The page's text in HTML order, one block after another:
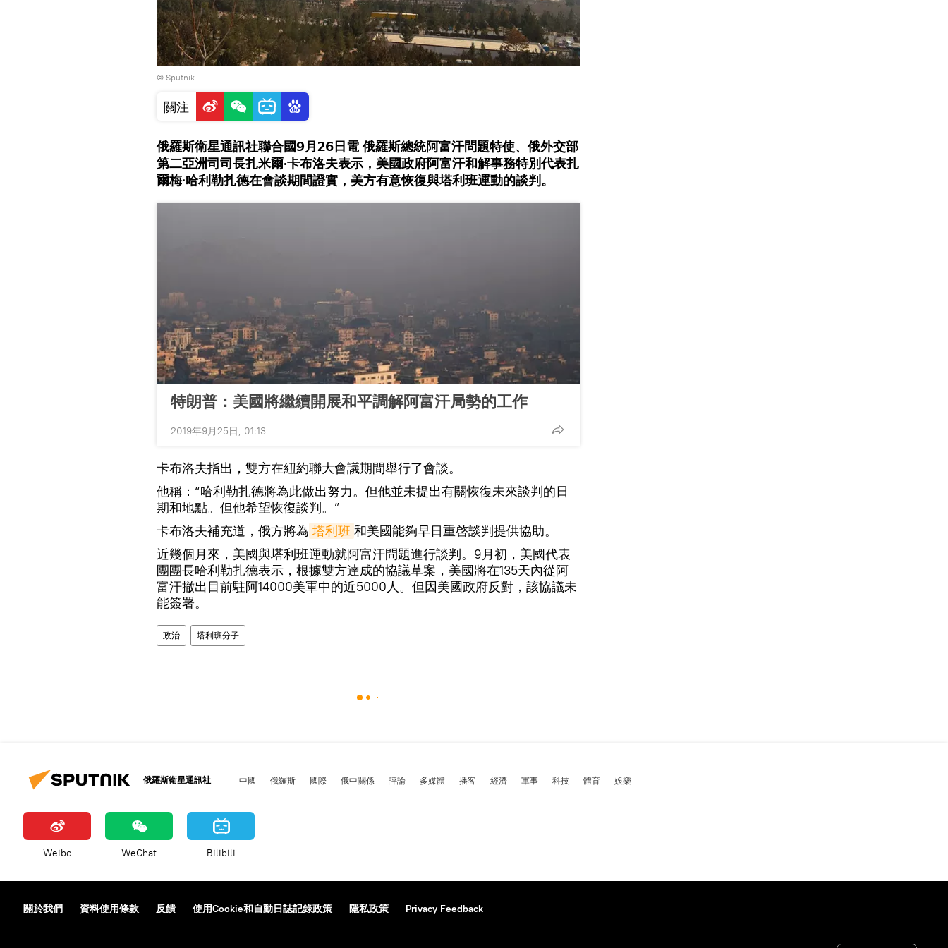
© Sputnik
關注
俄羅斯衛星通訊社聯合國9月26日電 俄羅斯總統阿富汗問題特使、俄外交部
第二亞洲司司長扎米爾·卡布洛夫表示，美國政府阿富汗和解事務特別代表扎
爾梅∙哈利勒扎德在會談期間證實，美方有意恢復與塔利班運動的談判。
特朗普：美國將繼續開展和平調解阿富汗局勢的工作
2019年9月25日, 01:13
卡布洛夫指出，雙方在紐約聯大會議期間舉行了會談。
他稱：“哈利勒扎德將為此做出努力。但他並未提出有關恢復未來談判的日
期和地點。但他希望恢復談判。”
卡布洛夫補充道，俄方將為 塔利班 和美國能夠早日重啓談判提供協助。
近幾個月來，美國與塔利班運動就阿富汗問題進行談判。9月初，美國代表
團團長哈利勒扎德表示，根據雙方達成的協議草案，美國將在135天內從阿
富汗撤出目前駐阿14000美軍中的近5000人。但因美國政府反對，該協議未
能簽署。
政治 塔利班分子
俄羅斯衛星通訊社 中國 俄羅斯 國際 俄中關係 評論 多媒體 播客 經濟 軍事 科技 體育 娛樂
Weibo WeChat Bilibili
關於我們 資料使用條款 反饋 使用Cookie和自動日誌記錄政策 隱私政策 Privacy Feedback